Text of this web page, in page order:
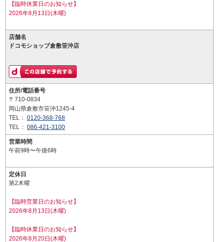
【臨時休業日のお知らせ】
2026年8月13日(木曜)
店舗名
ドコモショップ倉敷笹沖店
住所/電話番号
〒710-0834
岡山県倉敷市笹沖1245-4
TEL： 0120-368-768
TEL： 086-421-3100
営業時間
午前9時〜午後6時
定休日
第2木曜
【臨時営業日のお知らせ】
2026年8月13日(木曜)
【臨時休業日のお知らせ】
2026年8月20日(木曜)